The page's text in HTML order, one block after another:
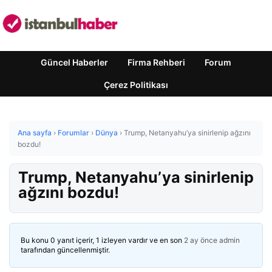
Güncel Haberler Firma Rehberi Forum
Çerez Politikası
Ana sayfa › Forumlar › Dünya › Trump, Netanyahu’ya sinirlenip ağzını
bozdu!
Trump, Netanyahu’ya sinirlenip
ağzını bozdu!
Bu konu 0 yanıt içerir, 1 izleyen vardır ve en son 2 ay önce admin
tarafından güncellenmiştir.